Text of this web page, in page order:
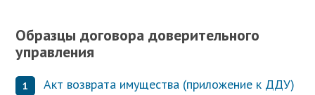
Образцы договора доверительного
управления
Акт возврата имущества (приложение к ДДУ)